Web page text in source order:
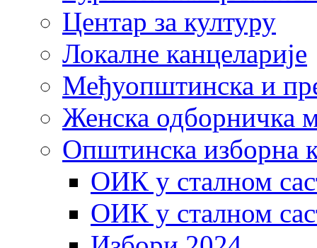
Центaр за културу
Локалне канцеларије
Међуопштинска и
Женска одборничка
Општинска изборна
ОИК у сталном
ОИК у сталном